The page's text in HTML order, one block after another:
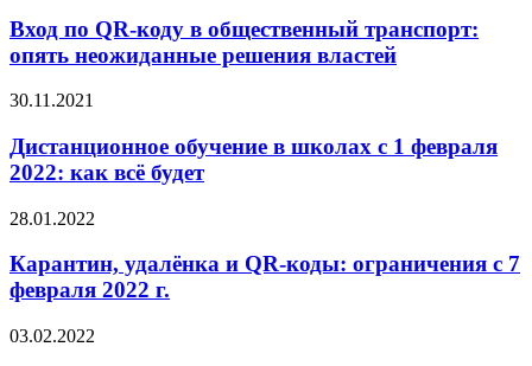
Вход по QR-коду в общественный транспорт:
опять неожиданные решения властей
30.11.2021
Дистанционное обучение в школах с 1 февраля
2022: как всё будет
28.01.2022
Карантин, удалёнка и QR-коды: ограничения с 7
февраля 2022 г.
03.02.2022